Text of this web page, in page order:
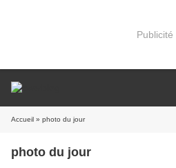
Publicité
Accueil » photo du jour
photo du jour